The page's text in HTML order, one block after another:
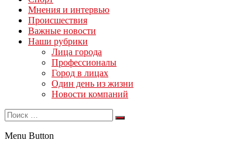
Мнения и интервью
Происшествия
Важные новости
Наши рубрики
Лица города
Профессионалы
Город в лицах
Один день из жизни
Новости компаний
Menu Button